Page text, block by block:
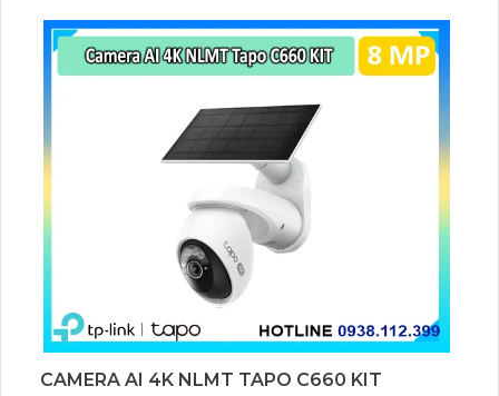
CAMERA AI 4K NLMT TAPO C660 KIT